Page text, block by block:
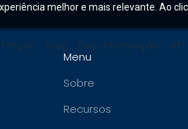
melhor e mais relevante. Ao
Preços Blog Documentação API
Menu
Sobre
Recursos